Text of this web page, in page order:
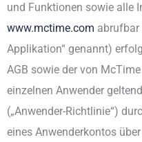
und Funktionen sowie alle
www.mctime.com abrufbar
Applikation“ genannt)
AGB sowie der von
einzelnen Anwender
(„Anwender-Richtlinie“)
eines Anwenderkontos